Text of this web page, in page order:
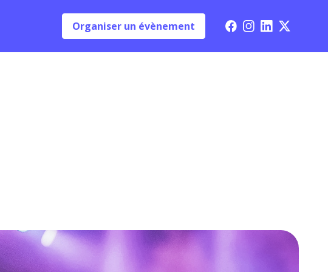
Organiser un évènement